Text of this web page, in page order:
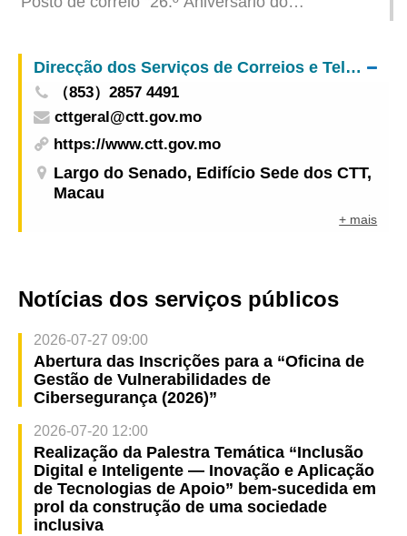
Direcção dos Serviços de Correios e Telecomunicações
（853）2857 4491
cttgeral@ctt.gov.mo
https://www.ctt.gov.mo
Largo do Senado, Edifício Sede dos CTT,
Macau
+ mais
Notícias dos serviços públicos
2026-07-27 09:00
Abertura das Inscrições para a “Oficina de
Gestão de Vulnerabilidades de
Cibersegurança (2026)”
2026-07-20 12:00
Realização da Palestra Temática “Inclusão
Digital e Inteligente — Inovação e Aplicação
de Tecnologias de Apoio” bem-sucedida em
prol da construção de uma sociedade
inclusiva